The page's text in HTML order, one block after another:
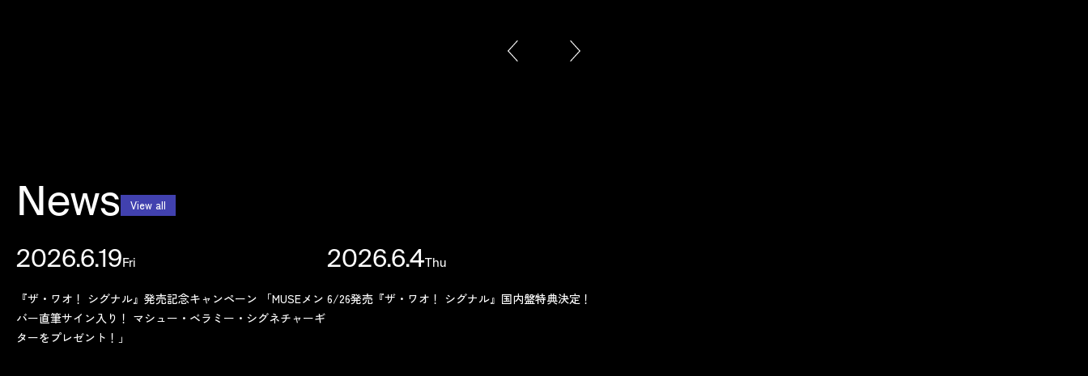
News View all
2026.6.19 Fri
『ザ・ワオ！ シグナル』発売記念キャンペーン 「MUSEメン
バー直筆サイン入り！ マシュー・ベラミー・シグネチャーギ
ターをプレゼント！」
2026.6.4Thu
6/26発売『ザ・ワオ！ シグナル』国内盤特典決定！